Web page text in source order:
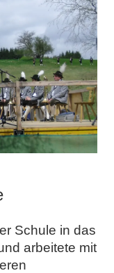
Schule in das
arbeitete mit